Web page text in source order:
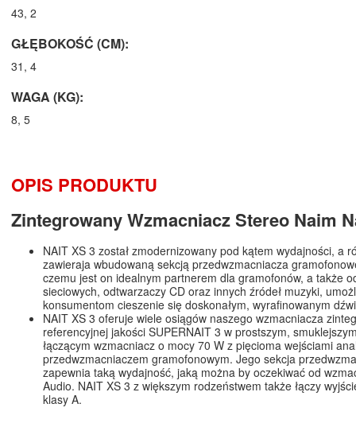
43, 2
GŁĘBOKOŚĆ (CM):
31, 4
WAGA (KG):
8, 5
OPIS PRODUKTU
Zintegrowany Wzmacniacz Stereo Naim
NAIT XS 3 został zmodernizowany pod kątem wydajności, a
zawieraja wbudowaną sekcją przedwzmacniacza
czemu jest on idealnym partnerem dla gramofonów, a także
sieciowych, odtwarzaczy CD oraz innych źródeł muzyki,
konsumentom cieszenie się doskonałym, wyrafinowanym
NAIT XS 3 oferuje wiele osiągów naszego wzmacniacza
referencyjnej jakości SUPERNAIT 3 w prostszym,
łączącym wzmacniacz o mocy 70 W z pięcioma wejściami
przedwzmacniaczem gramofonowym. Jego sekcja
zapewnia taką wydajność, jaką można by oczekiwać od
Audio. NAIT XS 3 z większym rodzeństwem także łączy
klasy A.